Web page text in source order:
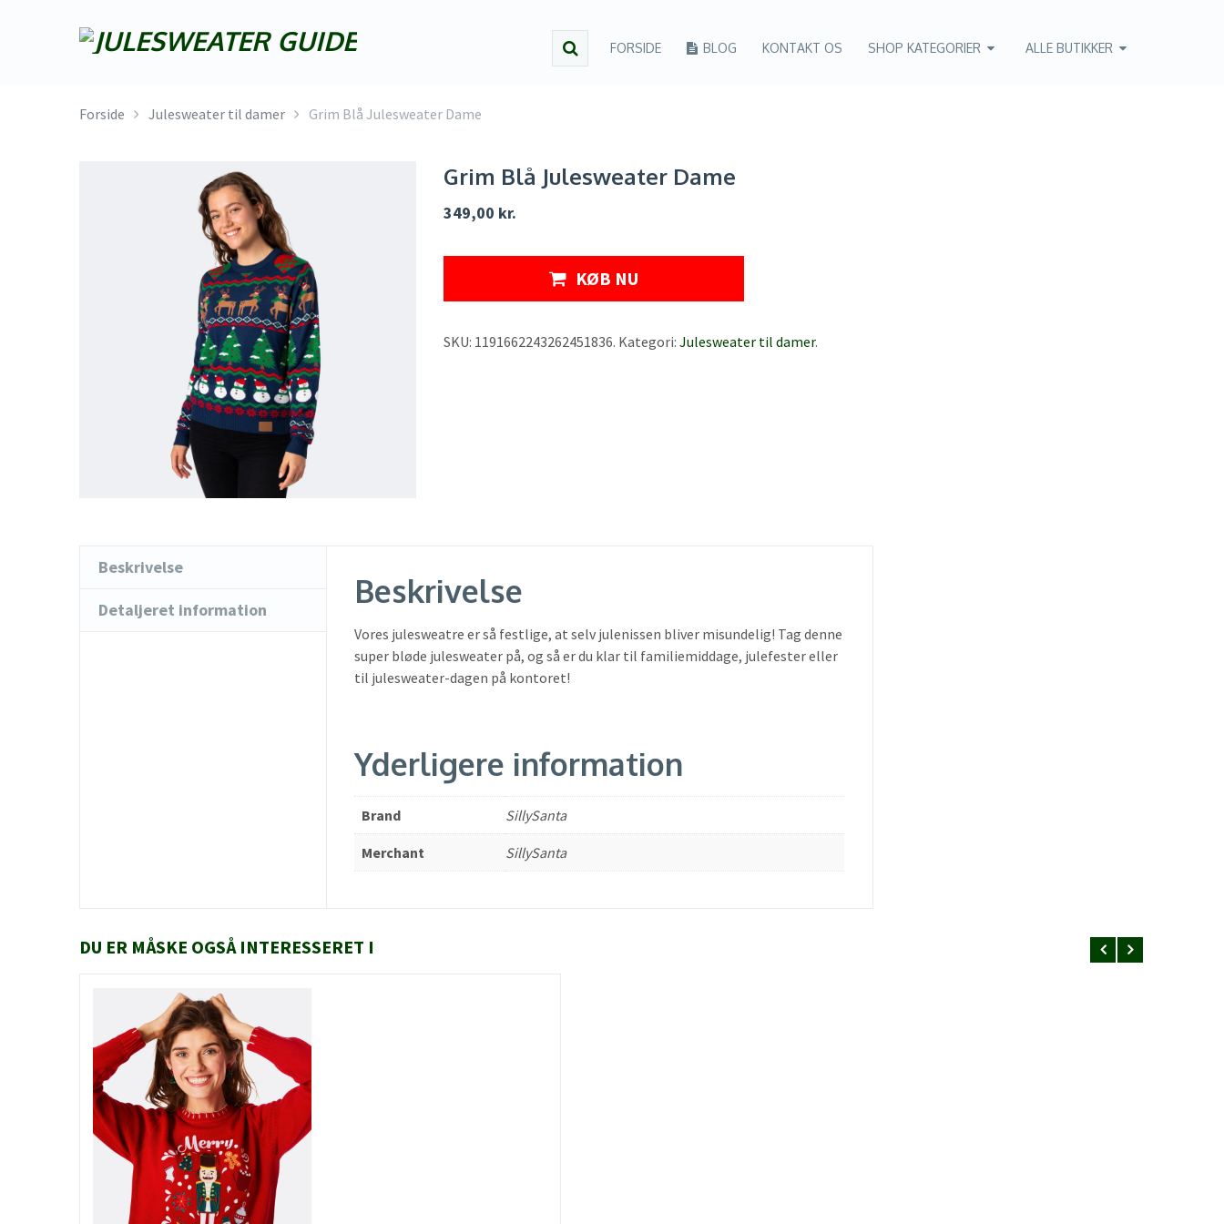
FORSIDE BLOG KONTAKT OS SHOP KATEGORIER ALLE BUTIKKER
Forside Julesweater til damer Grim Blå Julesweater Dame
Grim Blå Julesweater Dame
349,00 kr.
KØB NU
SKU: 1191662243262451836. Kategori: Julesweater til damer.
Beskrivelse
Detaljeret information Beskrivelse
Vores julesweatre er så festlige, at selv julenissen bliver misundelig! Tag denne
super bløde julesweater på, og så er du klar til familiemiddage, julefester eller
til julesweater-dagen på kontoret!
Yderligere information
Brand SillySanta
Merchant SillySanta
DU ER MÅSKE OGSÅ INTERESSERET I
HURTIGT KIG
SE MERE